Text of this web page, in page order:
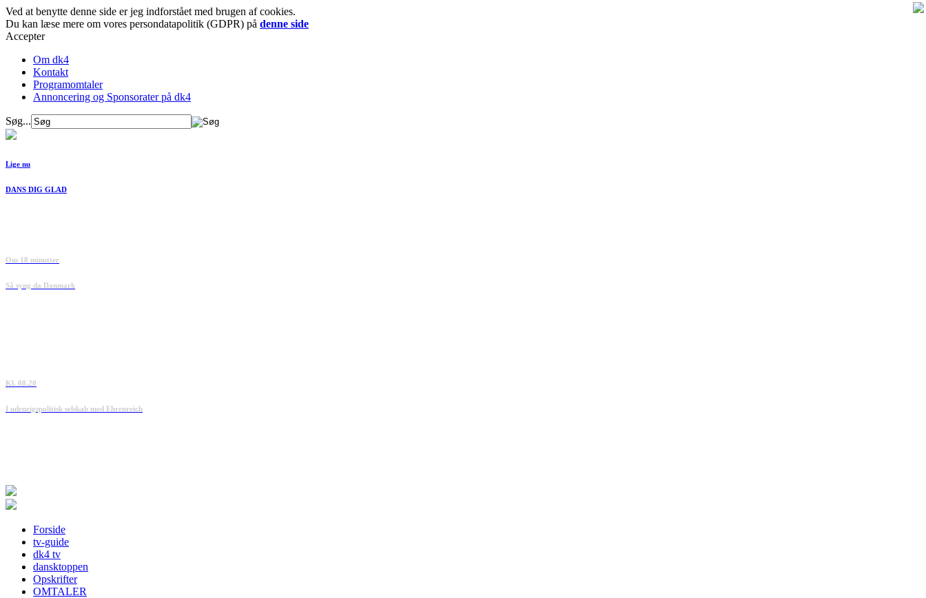
Ved at benytte denne side er jeg indforstået med brugen af cookies.
Du kan læse mere om vores persondatapolitik (GDPR) på denne side
Accepter
Om dk4
Kontakt
Programomtaler
Annoncering og Sponsorater på dk4
Søg...
Lige nu
DANS DIG GLAD
Om 18 minutter
Så syng da Danmark
Kl. 08.20
I udenrigspolitisk selskab med Ehrenreich
Forside
tv-guide
dk4 tv
dansktoppen
Opskrifter
OMTALER